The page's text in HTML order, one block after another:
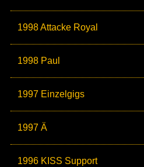
1998 Attacke Royal
1998 Paul
1997 Einzelgigs
1997 Ä
1996 KISS Support